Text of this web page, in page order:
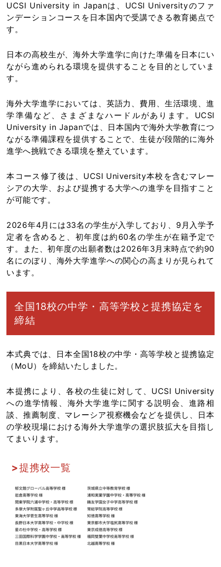
UCSI University in Japanは、UCSI Universityのファ
ンデーションコースを日本国内で受講できる教育拠点で
す。
日本の高校生が、海外大学進学に向けた準備を日本にい
ながら進められる環境を提供することを目的としていま
す。
海外大学進学においては、英語力、費用、生活環境、進
学準備など、さまざまなハードルがあります。UCSI
University in Japanでは、日本国内で海外大学教育につ
ながる準備課程を提供することで、生徒が段階的に海外
進学へ挑戦できる環境を整えています。
本コース修了後は、UCSI University本校を含むマレー
シアの大学、および提携する大学への進学を目指すこと
が可能です。
2026年4月には33名の学生が入学しており、9月入学予
定者を含めると、初年度は約60名の学生が在籍予定で
す。また、初年度の出願者数は2026年3月末時点で約90
名にのぼり、海外大学進学への関心の高まりが見られて
います。
全国18校の中学・高等学校と提携協定を
締結
本式典では、日本全国18校の中学・高等学校と提携協定
（MoU）を締結いたしました。
本提携により、各校の生徒に対して、UCSI University
への進学情報、海外大学進学に関する説明会、進路相
談、推薦制度、マレーシア視察機会などを提供し、日本
の学校現場における海外大学進学の選択肢拡大を目指し
てまいります。
提携校一覧